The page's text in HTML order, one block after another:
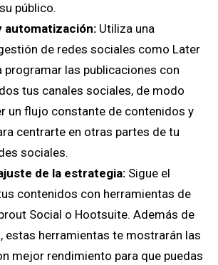
público.
automatización: Utiliza una
de redes sociales como Later
programar las publicaciones con
tus canales sociales, de modo
un flujo constante de contenidos y
centrarte en otras partes de tu
sociales.
de la estrategia: Sigue el
contenidos con herramientas de
Social o Hootsuite. Además de
estas herramientas te mostrarán las
mejor rendimiento para que puedas